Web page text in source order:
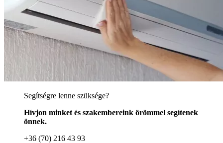
Segítségre lenne szüksége?
Hívjon minket és szakembereink örömmel segítenek
önnek.
+36 (70) 216 43 93